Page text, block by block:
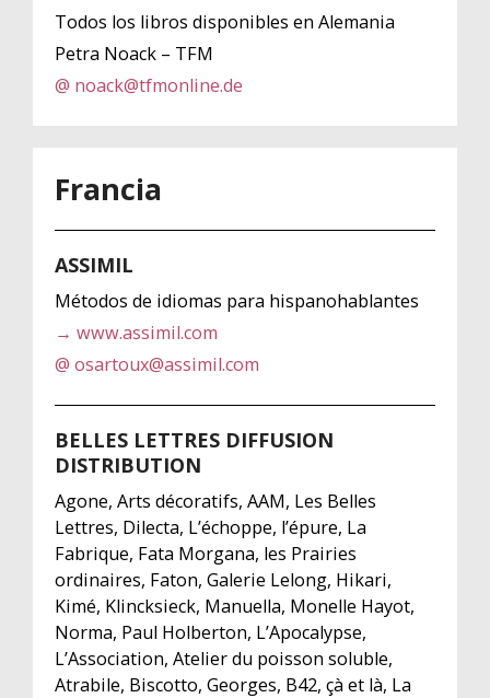
Todos los libros disponibles en Alemania
Petra Noack – TFM
@ noack@tfmonline.de
Francia
ASSIMIL
Métodos de idiomas para hispanohablantes
→ www.assimil.com
@ osartoux@assimil.com
BELLES LETTRES DIFFUSION
DISTRIBUTION
Agone, Arts décoratifs, AAM, Les Belles
Lettres, Dilecta, L’échoppe, l’épure, La
Fabrique, Fata Morgana, les Prairies
ordinaires, Faton, Galerie Lelong, Hikari,
Kimé, Klincksieck, Manuella, Monelle Hayot,
Norma, Paul Holberton, L’Apocalypse,
L’Association, Atelier du poisson soluble,
Atrabile, Biscotto, Georges, B42, çà et là, La